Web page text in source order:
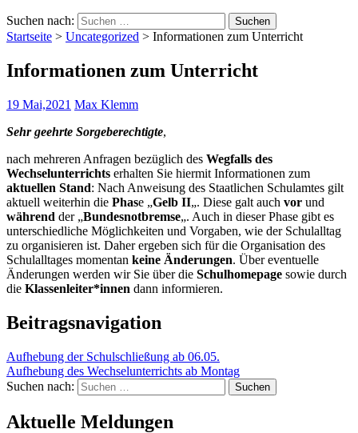
Suchen nach:
Startseite > Uncategorized > Informationen zum Unterricht
Informationen zum Unterricht
19 Mai,2021 Max Klemm
Sehr geehrte Sorgeberechtigte,
nach mehreren Anfragen bezüglich des Wegfalls des
Wechselunterrichts erhalten Sie hiermit Informationen zum
aktuellen Stand: Nach Anweisung des Staatlichen Schulamtes gilt
aktuell weiterhin die Phase „Gelb II„. Diese galt auch vor und
während der „Bundesnotbremse„. Auch in dieser Phase gibt es
unterschiedliche Möglichkeiten und Vorgaben, wie der Schulalltag
zu organisieren ist. Daher ergeben sich für die Organisation des
Schulalltages momentan keine Änderungen. Über eventuelle
Änderungen werden wir Sie über die Schulhomepage sowie durch
die Klassenleiter*innen dann informieren.
Beitragsnavigation
Aufhebung der Schulschließung ab 06.05.
Aufhebung des Wechselunterrichts ab Montag
Suchen nach:
Aktuelle Meldungen